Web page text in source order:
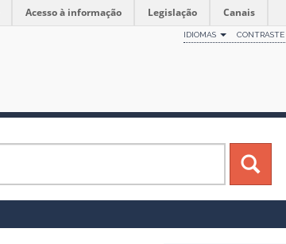
Acesso à informação Legislação Canais
IDIOMAS CONTRASTE